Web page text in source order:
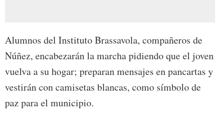
Alumnos del Instituto Brassavola, compañeros de
Núñez, encabezarán la marcha pidiendo que el joven
vuelva a su hogar; preparan mensajes en pancartas y
vestirán con camisetas blancas, como símbolo de
paz para el municipio.